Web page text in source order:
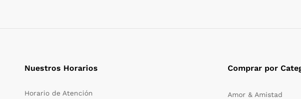
Nuestros Horarios
Horario de Atención
Comprar por
Amor & Amistad